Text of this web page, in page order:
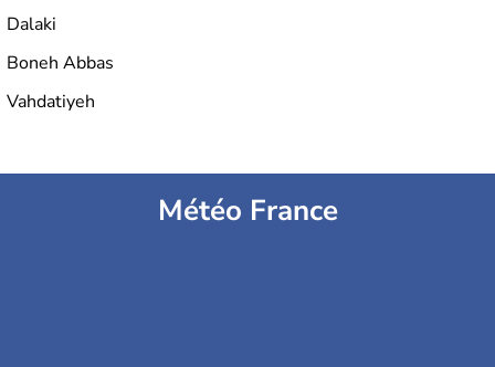
Dalaki
Boneh Abbas
Vahdatiyeh
Météo France